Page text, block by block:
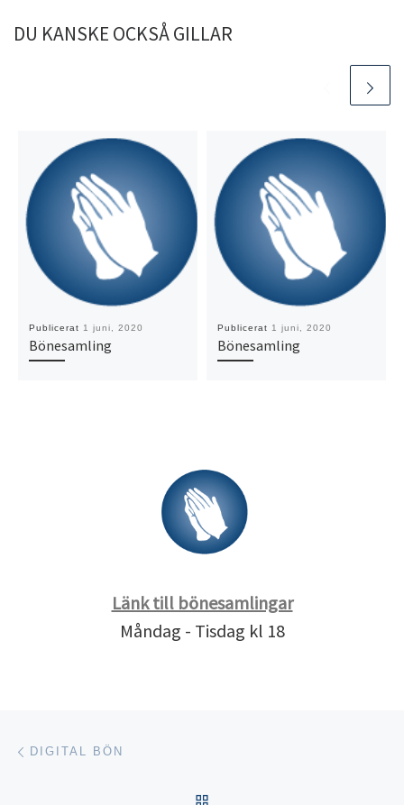
DU KANSKE OCKSÅ GILLAR
Publicerat 1 juni, 2020
Bönesamling
Publicerat 1 juni, 2020
Bönesamling
Länk till bönesamlingar
Måndag - Tisdag kl 18
Inläggsnavigering
DIGITAL BÖN